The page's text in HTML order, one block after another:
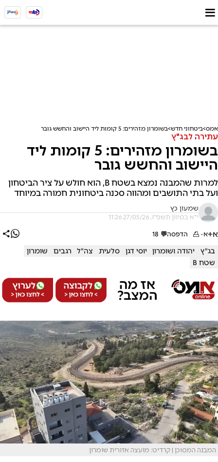
אמס ביטחוני חדש בשומרון מזהירים: 5 קומות ליד היישוב והחשש גובר
עתירה לבג"ץ
בשומרון מזהירים: 5 קומות ליד
היישוב והחשש גובר
למרות שהמבנה נמצא בשטח B, הוא חולש על ציר הביטחון
ועל בתי התושבים ומהווה סכנה ביטחונית חמורה במיוחד
שמעון כץ
י"א בסיוון תשפ"ו, 27/05/26 11:26
א+א- הדפסה💬
18
בג"ץ יהודה ושומרון יוסי דגן סלעית צה"ל רגבים
שומרון
שטח B
המבנה המסוכן | קרדיט: מועצה אזורית שומרון